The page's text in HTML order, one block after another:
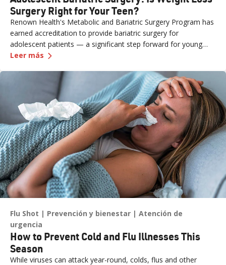
Surgery Right for Your Teen?
Renown Health's Metabolic and Bariatric Surgery Program has
earned accreditation to provide bariatric surgery for
adolescent patients — a significant step forward for young
people and families across northern Nevada.
Leer más —
Flu Shot Prevención y bienestar
Atención de
urgencia
How to Prevent Cold and Flu Illnesses This
Season
While viruses can attack year-round, colds, flus and other